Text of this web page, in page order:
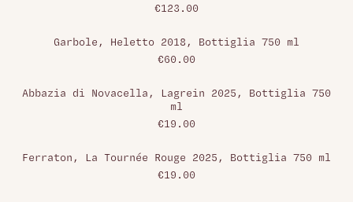
€123.00
Garbole, Heletto 2018, Bottiglia 750 ml
€60.00
Abbazia di Novacella, Lagrein 2025, Bottiglia 750
ml
€19.00
Ferraton, La Tournée Rouge 2025, Bottiglia 750 ml
€19.00